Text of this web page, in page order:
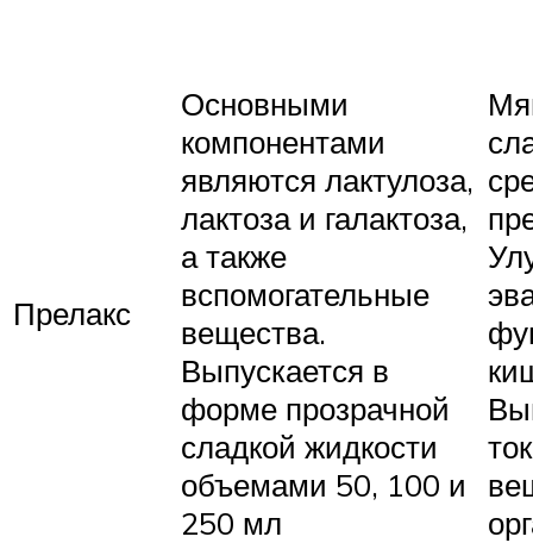
Прелакс
Основными
компонентами
являются лактулоза,
лактоза и галактоза,
а также
вспомогательные
вещества.
Выпускается в
форме прозрачной
сладкой жидкости
объемами 50, 100 и
250 мл